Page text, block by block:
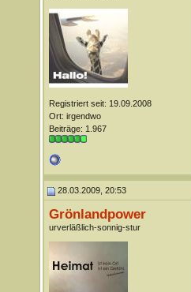
Registriert seit: 19.09.2008
Ort: irgendwo
Beiträge: 1.967
28.03.2009, 20:53
Grönlandpower
urverläßlich-sonnig-stur